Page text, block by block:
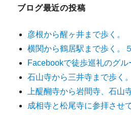
ブログ最近の投稿
彦根から醒ヶ井まで歩く。
横関から鶴居駅まで歩く。
Facebookで徒歩巡礼のグル
石山寺から三井寺まで歩く。
上醍醐寺から岩間寺、石山
成相寺と松尾寺に参拝させ